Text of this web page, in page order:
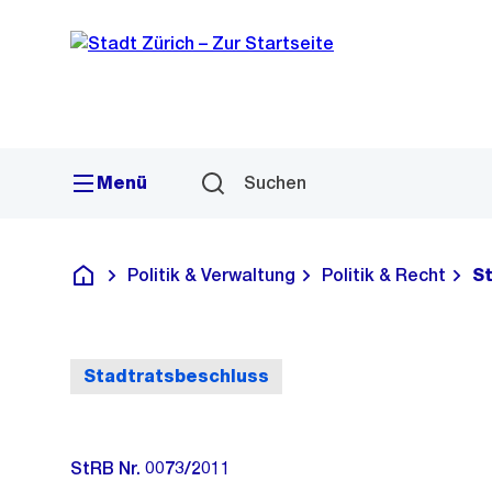
Navigation
Sprunglink
Menü Suchen
Deutsch
Politik & Verwaltung Politik & Recht
Stadtratsbeschluss
StRB Nr. 0073/2011